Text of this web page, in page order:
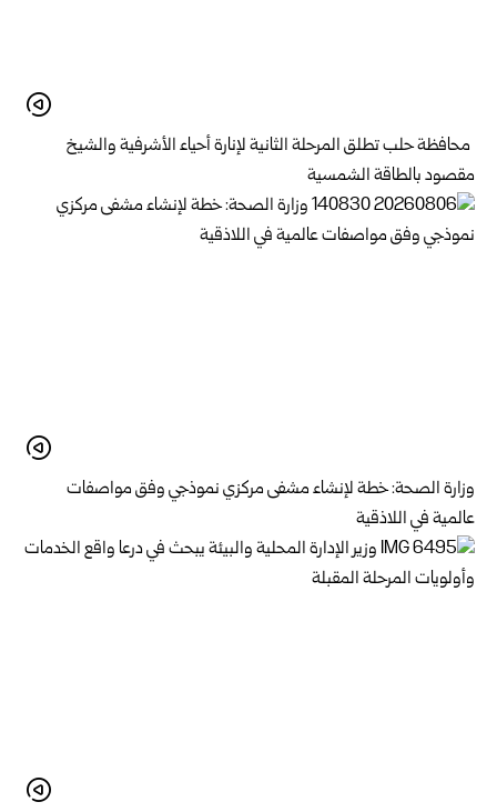
محافظة حلب تطلق المرحلة الثانية لإنارة أحياء الأشرفية والشيخ
مقصود بالطاقة الشمسية
وزارة الصحة: خطة لإنشاء مشفى مركزي نموذجي وفق مواصفات
عالمية في اللاذقية